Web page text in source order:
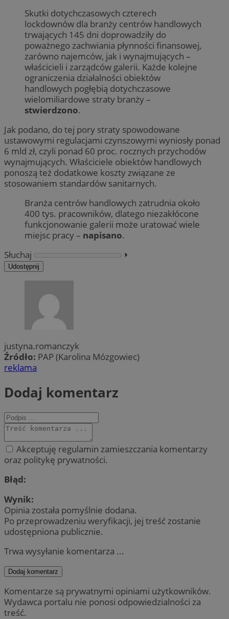
Skutki dotychczasowych czterech
lockdownów dla branży centrów handlowych
trwających 145 dni doprowadziły do
poważnego zachwiania płynności finansowej,
zarówno najemców, jak i wynajmujących –
właścicieli i zarządców galerii. Każde kolejne
ograniczenia działalności obiektów
handlowych pogłębią dotychczasowe
wielomiliardowe straty branży –
stwierdzono.
Jak podano, do tej pory straty spowodowane
ustawowymi regulacjami czynszowymi wyniosły ponad
6 mld zł, czyli ponad 60 proc. rocznych przychodów
wynajmujących. Właściciele obiektów handlowych
ponoszą też dodatkowe koszty związane ze
stosowaniem standardów sanitarnych.
Branża centrów handlowych zatrudnia około
400 tys. pracowników, dlatego niezakłócone
funkcjonowanie galerii może uratować wiele
miejsc pracy – napisano.
Słuchaj
⏵︎
Udostępnij
justyna.romanczyk
Źródło: PAP (Karolina Mózgowiec)
reklama
Dodaj komentarz
Akceptuję regulamin zamieszczania komentarzy
oraz politykę prywatności.
Błąd:
Wynik:
Opinia została pomyślnie dodana.
Po przeprowadzeniu weryfikacji, jej treść zostanie
udostępniona publicznie.
Trwa wysyłanie komentarza ...
Dodaj komentarz
Komentarze są prywatnymi opiniami użytkowników.
Wydawca portalu nie ponosi odpowiedzialności za
treść.